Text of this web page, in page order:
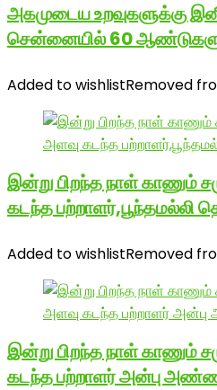
அகமுடைய உறவுகளுக்கு
சென்னையில் 60
Added to wishlistRemoved
இன்று பிறந்த நாள் காணும்
கடந்த பற்றாளர்,பூந்தமல்லி
Added to wishlistRemoved
இன்று பிறந்த நாள் காணும்
கடந்த பற்றாளர் அன்பு